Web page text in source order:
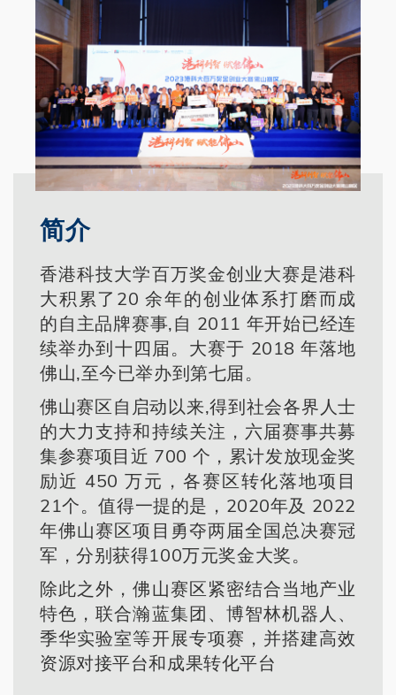
简介
香港科技大学百万奖金创业大赛是港科
大积累了20 余年的创业体系打磨而成
的自主品牌赛事,自 2011 年开始已经连
续举办到十四届。大赛于 2018 年落地
佛山,至今已举办到第七届。
佛山赛区自启动以来,得到社会各界人士
的大力支持和持续关注，六届赛事共募
集参赛项目近 700 个，累计发放现金奖
励近 450 万元，各赛区转化落地项目
21个。值得一提的是，2020年及 2022
年佛山赛区项目勇夺两届全国总决赛冠
军，分别获得100万元奖金大奖。
除此之外，佛山赛区紧密结合当地产业
特色，联合瀚蓝集团、博智林机器人、
季华实验室等开展专项赛，并搭建高效
资源对接平台和成果转化平台